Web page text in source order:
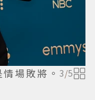
場敗將。 3/5